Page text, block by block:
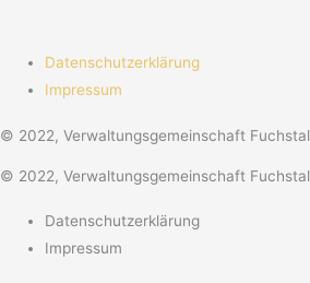
Datenschutzerklärung
Impressum
© 2022, Verwaltungsgemeinschaft Fuchstal
© 2022, Verwaltungsgemeinschaft Fuchstal
Datenschutzerklärung
Impressum